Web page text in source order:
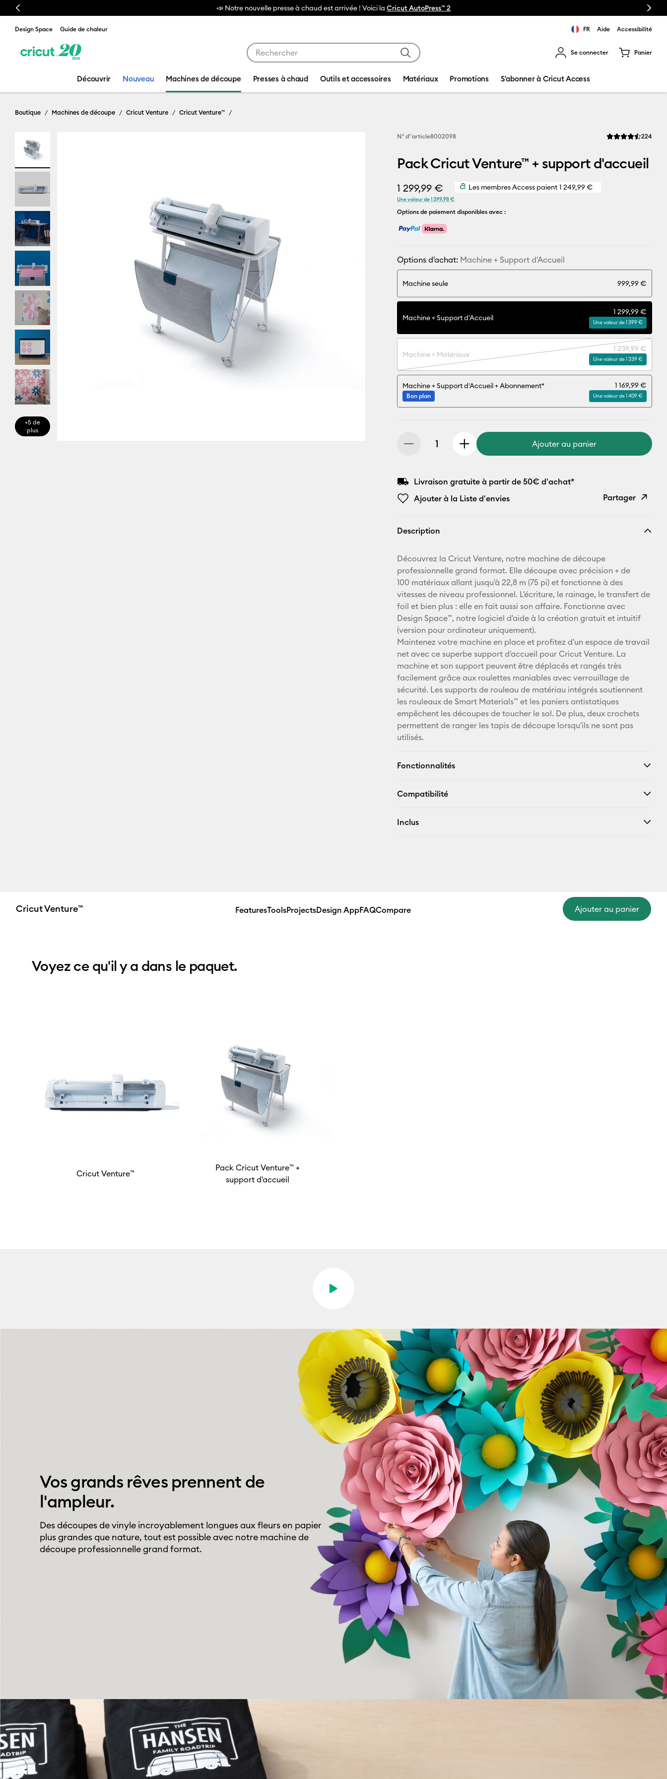
Previous 🔥NOUVEAU PRIX RÉDUITMachines de découpe Cricut Maker 4 Next
Design Space Guide de chaleur FR Aide Accessibilité
Se connecter Panier
Découvrir Nouveau Machines de découpe Presses à chaud Outils et accessoires Matériaux Promotions S'abonner à Cricut Access
Boutique Machines de découpe Cricut Venture Cricut Venture™
+5 de
plus
N° d''article8002098 La note moyenne
224
Pack Cricut Venture™ + support d'accueil
1 299,99 €
Une valeur de 1 399,98 €
Les membres Access paient 1 249,99 €
Options de paiement disponibles avec :
Options d'achat: Machine + Support d'Accueil
Machine seule 999,99 €
Machine + Support d'Accueil
1 299,99 €
Une valeur de 1 399 €
Machine + Matériaux
1 239,99 €
Une valeur de 1 339 €
Machine + Support d'Accueil + Abonnement*
Bon plan
1 169,99 €
Une valeur de 1 409 €
Ajouter au panier
Livraison gratuite à partir de 50€ d'achat*
Ajouter à la Liste d'envies
Partager
E-mail
Pinterest
Facebook
Description
Découvrez la Cricut Venture, notre machine de découpe
professionnelle grand format. Elle découpe avec précision + de
100 matériaux allant jusqu'à 22,8 m (75 pi) et fonctionne à des
vitesses de niveau professionnel. L'écriture, le rainage, le transfert de
foil et bien plus : elle en fait aussi son affaire. Fonctionne avec
Design Space™, notre logiciel d'aide à la création gratuit et intuitif
(version pour ordinateur uniquement).
Maintenez votre machine en place et profitez d'un espace de travail
net avec ce superbe support d'accueil pour Cricut Venture. La
machine et son support peuvent être déplacés et rangés très
facilement grâce aux roulettes maniables avec verrouillage de
sécurité. Les supports de rouleau de matériau intégrés soutiennent
les rouleaux de Smart Materials™ et les paniers antistatiques
empêchent les découpes de toucher le sol. De plus, deux crochets
permettent de ranger les tapis de découpe lorsqu'ils ne sont pas
utilisés.
Fonctionnalités
Compatibilité
Inclus
Cricut Venture™ FeaturesToolsProjectsDesign AppFAQCompare Ajouter au panier
Voyez ce qu'il y a dans le paquet.
Cricut Venture™
Pack Cricut Venture™ +
support d'accueil
Vos grands rêves prennent de
l'ampleur.
Des découpes de vinyle incroyablement longues aux fleurs en papier
plus grandes que nature, tout est possible avec notre machine de
découpe professionnelle grand format.